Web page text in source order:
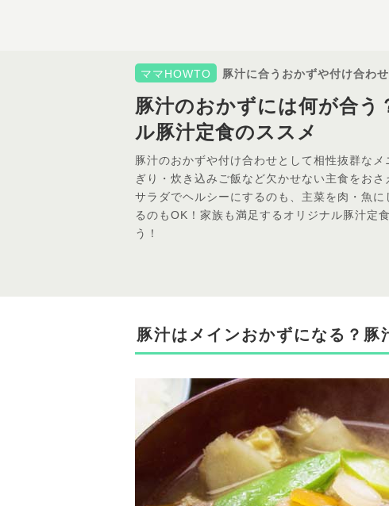
ママHOWTO 豚汁に合うおかずや付け合わせ
豚汁のおかずには何が合う
ル豚汁定食のススメ
豚汁のおかずや付け合わせとして相性抜群な
ぎり・炊き込みご飯など欠かせない主食をお
サラダでヘルシーにするのも、主菜を肉・魚
るのもOK！家族も満足するオリジナル豚汁定
う！
豚汁はメインおかずになる？豚